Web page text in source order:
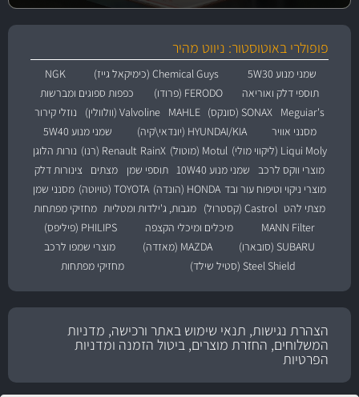
פופולרי באוטוסטור: ניווט מהיר
שמני מנוע 5W30 Chemical Guys (כימיקאל גייז)
NGK
תוספי דלק ואוריאה
FERODO (פרודו)
כפפות ספוגים ומברשות
Meguiar's
SONAX (סונקס) MAHLE Valvoline (וולוולין)
נוזלי קירור
מסנני אוויר
HYUNDAI/KIA (יונדאי\קיה)
שמני מנוע 5W40
Liqui Moly (ליקווי מולי)
Motul (מוטול) RainX Renault (רנו)
נורות הלוגן
מוצרי ווקס לרכב
שמני מנוע 10W40 תוספי שמן מצתים
צינורות דלק
מוצרי ניקוי וטיפוח עור ובד HONDA (הונדה) TOYOTA (טויוטה)
מסנני שמן
מצתי להט Castrol (קסטרול) מגבות, ג'ילדות ומטליות מחזיקי מפתחות
MANN Filter
מיכלים ומיכלי הקצפה
PHILIPS (פיליפס)
SUBARU (סובארו)
MAZDA (מאזדה)
מוצרי שמפו לרכב
Steel Shield (סטיל שילד)
מחזיקי מפתחות
הצהרת נגישות, תנאי שימוש באתר ורכישה, מדניות
המשלוחים, החזרת מוצרים, ביטול הזמנה ומדניות
הפרטיות